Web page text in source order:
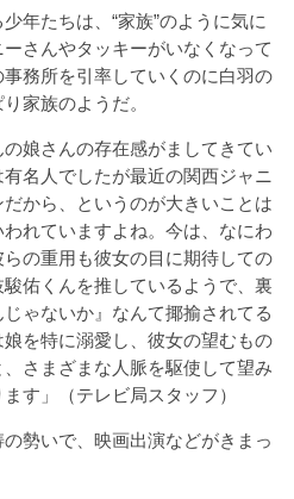
年たちは、“家族”のように気に
さんやタッキーがいなくなって
務所を引率していくのに白羽の
家族のようだ。
の娘さんの存在感がましてきてい
名人でしたが最近の関西ジャニ
から、というのが大きいことは
れていますよね。今は、なにわ
の重用も彼女の目に期待しての
佑くんを推しているようで、裏
ゃないか』なんて揶揄されてる
を特に溺愛し、彼女の望むもの
さまざまな人脈を駆使して望み
す」（テレビ局スタッフ）
勢いで、映画出演などがきまっ